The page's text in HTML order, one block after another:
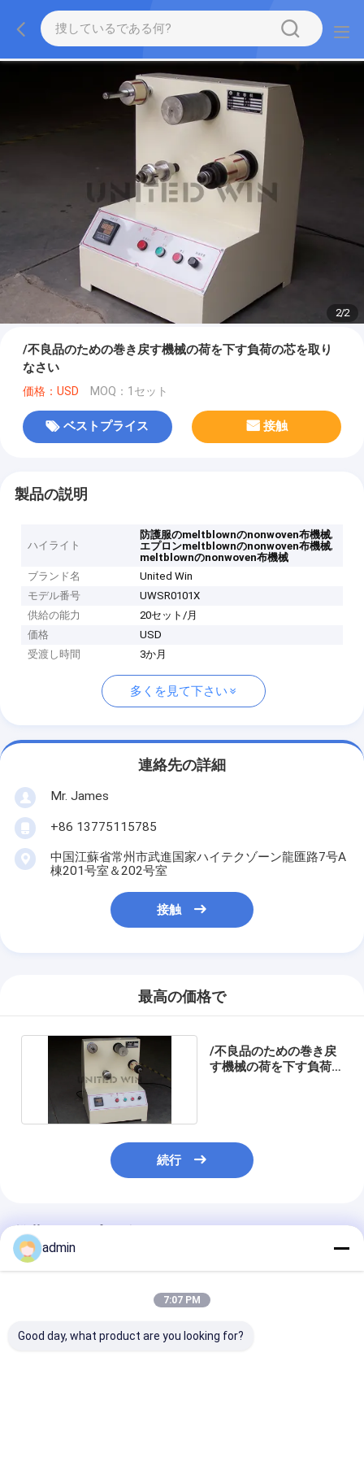
2/2
/不良品のための巻き戻す機械の荷を下す負荷の芯を取り
なさい
価格：USD MOQ：1セット
ベストプライス 接触
製品の説明
ハイライト
防護服のmeltblownのnonwoven布機械,
エプロンmeltblownのnonwoven布機械,
meltblownのnonwoven布機械
ブランド名
United Win
モデル番号
UWSR0101X
供給の能力
20セット/月
価格
USD
受渡し時間
3か月
多くを見て下さい
連絡先の詳細
Mr. James
+86 13775115785
中国江蘇省常州市武進国家ハイテクゾーン龍匯路7号A
棟201号室＆202号室
接触
最高の価格で
/不良品のための巻き戻
す機械の荷を下す負荷
続行
推薦されたプロダクト
admin
7:07 PM
Good day, what product are you looking for?